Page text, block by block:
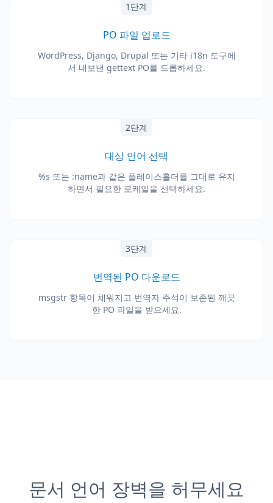
1단계
PO 파일 업로드
WordPress, Django, Drupal 또는 기타 i18n 도구에
서 내보낸 gettext PO를 드롭하세요.
2단계
대상 언어 선택
%s 또는 :name과 같은 플레이스홀더를 그대로 유지
하면서 필요한 로케일을 선택하세요.
3단계
번역된 PO 다운로드
msgstr 항목이 채워지고 번역자 주석이 보존된 깨끗
한 PO 파일을 받으세요.
문서 언어 장벽을 허무세요